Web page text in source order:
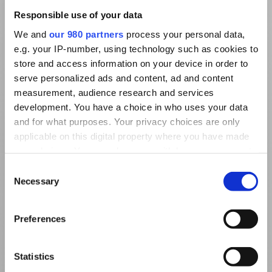
Responsible use of your data
We and our 980 partners process your personal data,
e.g. your IP-number, using technology such as cookies to
store and access information on your device in order to
serve personalized ads and content, ad and content
measurement, audience research and services
development. You have a choice in who uses your data
and for what purposes. Your privacy choices are only
applicable on this digital property where you have made
the Privacy trigger icon.
Find out more about how your personal data is processed
and set your preferences in the
We use cookies to personalise content and ads, to
provide social media features and to analyse our traffic.
Selection
Necessary
Preferences
Statistics